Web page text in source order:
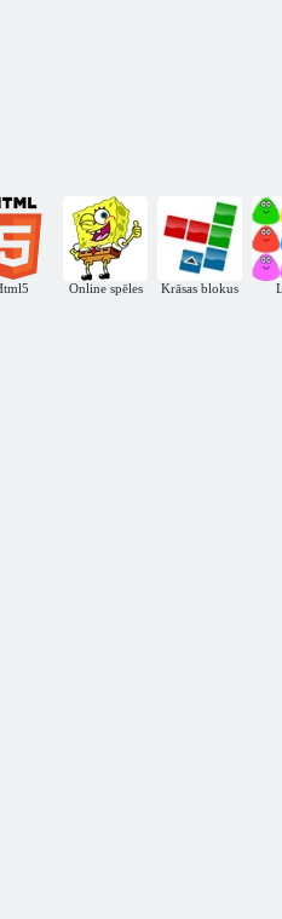
Online spēles Krāsas blokus